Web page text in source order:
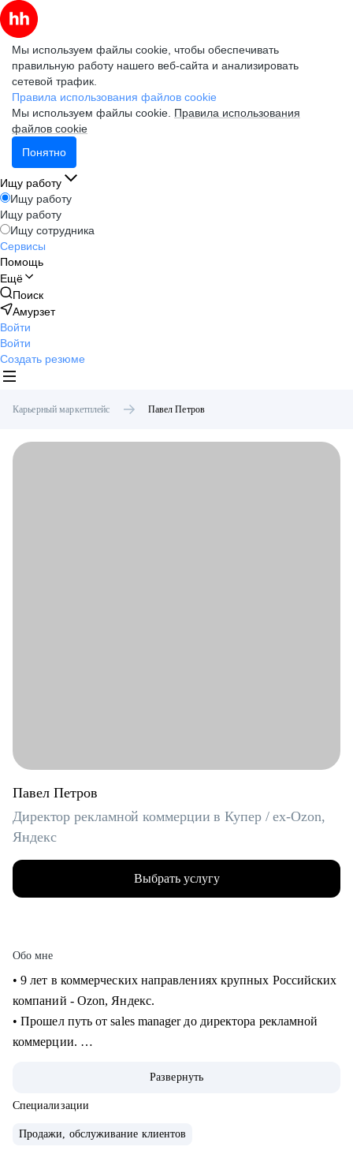
Мы используем файлы cookie, чтобы обеспечивать
правильную работу нашего веб-сайта и анализировать
сетевой трафик.
Правила использования файлов cookie
Мы используем файлы cookie. Правила использования
файлов cookie
Понятно
Ищу работу
Ищу работу
Ищу работу
Ищу сотрудника
Сервисы
Помощь
Ещё
Поиск
Амурзет
Войти
Войти
Создать резюме
Карьерный маркетплейс Павел Петров
Павел Петров
Директор рекламной коммерции в Купер / ex-Ozon,
Яндекс
Выбрать услугу
Обо мне
• 9 лет в коммерческих направлениях крупных Российских
компаний - Ozon, Яндекс.
• Прошел путь от sales manager до директора рекламной
коммерции.
• Выстраивание направлений с нуля, регламенты, KPI,
мотивация.
процессов.
Развернуть
Специализации
Продажи, обслуживание клиентов